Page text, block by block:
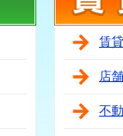
賃
店
不